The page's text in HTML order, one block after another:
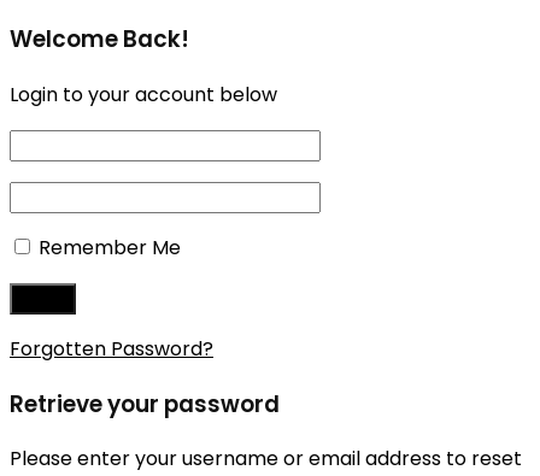
Welcome Back!
Login to your account below
Remember Me
Forgotten Password?
Retrieve your password
Please enter your username or email address to reset